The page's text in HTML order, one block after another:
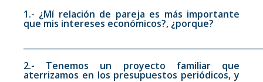
1.- ¿Mí relación de pareja es más importante
que mis intereses económicos?, ¿porque?
2.- Tenemos un proyecto familiar que
aterrizamos en los presupuestos periódicos, y